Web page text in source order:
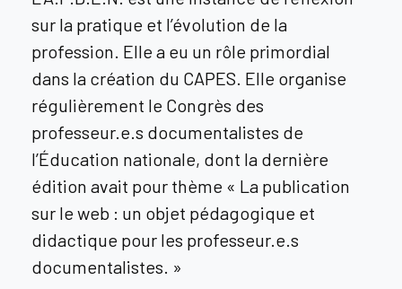
sur la pratique et l’évolution de la
profession. Elle a eu un rôle primordial
dans la création du CAPES. Elle organise
régulièrement le Congrès des
professeur.e.s documentalistes de
l’Éducation nationale, dont la dernière
édition avait pour thème « La publication
sur le web : un objet pédagogique et
didactique pour les professeur.e.s
documentalistes. »